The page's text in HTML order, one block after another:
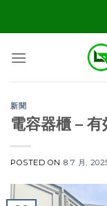
新聞
電容器櫃 –
POSTED ON 8 7 月,